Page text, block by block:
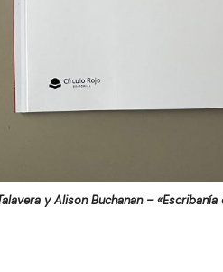
y Alison Buchanan –